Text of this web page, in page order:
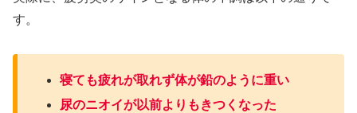
す。
寝ても疲れが取れず体が鉛のように重い
尿のニオイが以前よりもきつくなった